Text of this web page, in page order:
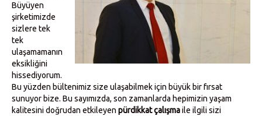
Büyüyen
şirketimizde
sizlere tek
tek
ulaşamamanın
eksikliğini
hissediyorum.
Bu yüzden bültenimiz size ulaşabilmek için büyük bir fırsat
sunuyor bize. Bu sayımızda, son zamanlarda hepimizin yaşam
kalitesini doğrudan etkileyenpürdikkat çalışmaile ilgili sizi